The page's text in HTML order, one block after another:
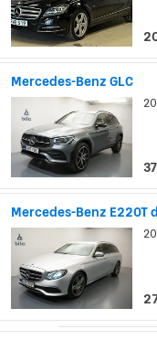
och Daimler uppfann
bilar än idag. DMGs
utförande, med
motorn i fronten och
Mercedes var också
säkerhetszonen i
att fronten och
(1951). Till den listan
med automatiskt
vid plötsliga ryck
Mercedes-Benz GLC
Mercedes-Benz E220T